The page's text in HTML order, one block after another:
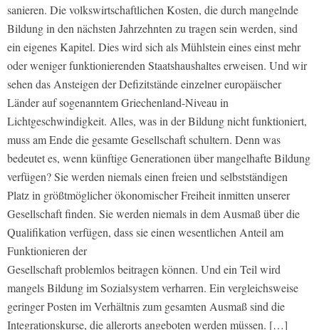
sanieren. Die volkswirtschaftlichen Kosten, die durch mangelnde
Bildung in den nächsten Jahrzehnten zu tragen sein werden, sind
ein eigenes Kapitel. Dies wird sich als Mühlstein eines einst mehr
oder weniger funktionierenden Staatshaushaltes erweisen. Und wir
sehen das Ansteigen der Defizitstände einzelner europäischer
Länder auf sogenanntem Griechenland-Niveau in
Lichtgeschwindigkeit. Alles, was in der Bildung nicht funktioniert,
muss am Ende die gesamte Gesellschaft schultern. Denn was
bedeutet es, wenn künftige Generationen über mangelhafte Bildung
verfügen? Sie werden niemals einen freien und selbstständigen
Platz in größtmöglicher ökonomischer Freiheit inmitten unserer
Gesellschaft finden. Sie werden niemals in dem Ausmaß über die
Qualifikation verfügen, dass sie einen wesentlichen Anteil am
Funktionieren der
Gesellschaft problemlos beitragen können. Und ein Teil wird
mangels Bildung im Sozialsystem verharren. Ein vergleichsweise
geringer Posten im Verhältnis zum gesamten Ausmaß sind die
Integrationskurse, die allerorts angeboten werden müssen. […]